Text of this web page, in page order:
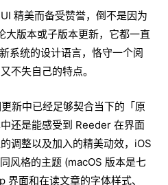
精美而备受赞誉，倒不是因为
大版本或子版本更新，它都一直
系统的设计语言，恪守一个阅
不失自己的特点。
新中已经足够契合当下的「原
还是能感受到 Reeder 在界面
调整以及加入的精美动效，iOS
风格的主题 (macOS 版本是七
面和在读文章的字体样式、